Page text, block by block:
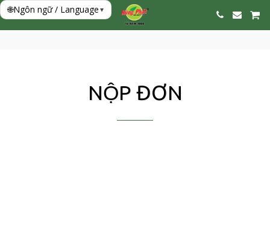
🌐Ngôn ngữ / Language▾
NỘP ĐƠN